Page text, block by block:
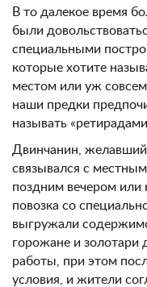
В то далекое время
были
специальными
которые хотите
местом или уж
наши предки
называть
Двинчанин, желавший
связывался с
поздним вечером или
повозка со
выгружали
горожане и золотари
работы, при этом
условия, и жители